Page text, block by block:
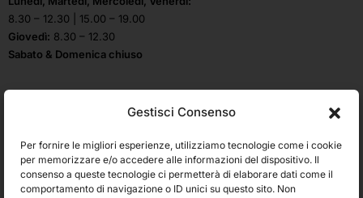
Gestisci Consenso
Per fornire le migliori esperienze, utilizziamo tecnologie come i cookie
per memorizzare e/o accedere alle informazioni del dispositivo. Il
consenso a queste tecnologie ci permetterà di elaborare dati come il
comportamento di navigazione o ID unici su questo sito. Non
8.30 – 12.30 | 15.00 – 19.00
Giovedì: 8.30 – 12.30
Sabato & Domenica chiuso
Assistenza
clienti
Area legale
Termini e condizioni